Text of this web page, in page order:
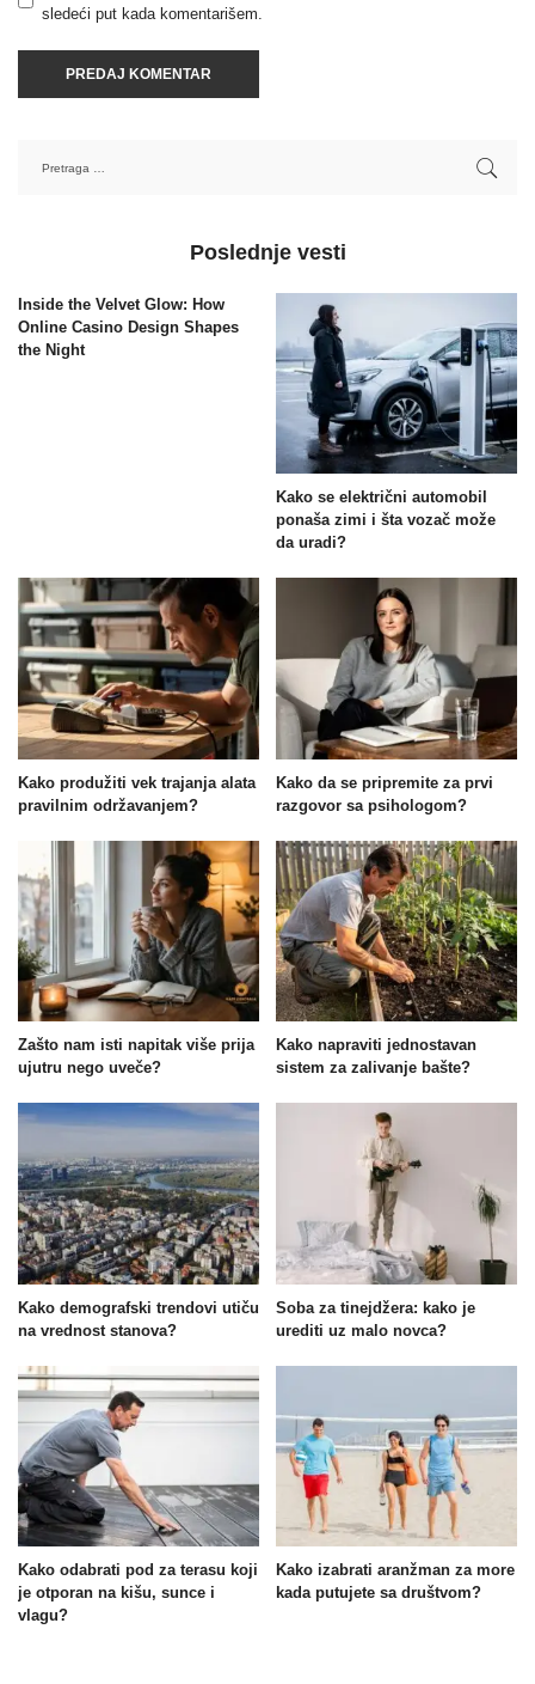
sledeći put kada komentarišem.
Poslednje vesti
Inside the Velvet Glow: How
Online Casino Design Shapes
the Night
Kako se električni automobil
ponaša zimi i šta vozač može
da uradi?
Kako produžiti vek trajanja alata
pravilnim održavanjem?
Kako da se pripremite za prvi
razgovor sa psihologom?
Zašto nam isti napitak više prija
ujutru nego uveče?
Kako napraviti jednostavan
sistem za zalivanje bašte?
Kako demografski trendovi utiču
na vrednost stanova?
Soba za tinejdžera: kako je
urediti uz malo novca?
Kako odabrati pod za terasu koji
je otporan na kišu, sunce i
vlagu?
Kako izabrati aranžman za more
kada putujete sa društvom?